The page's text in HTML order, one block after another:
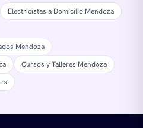
Electricistas a Domicilio Mendoza
Mendoza
Cursos y Talleres Mendoza